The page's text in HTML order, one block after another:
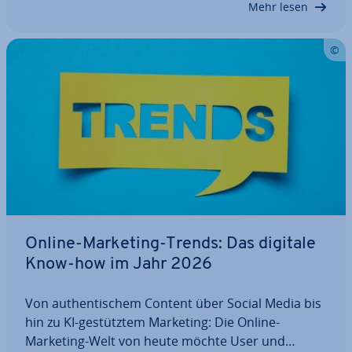
Mehr lesen
Online-Marketing-Trends: Das digitale
Know-how im Jahr 2026
Von au­then­ti­schem Content über Social Media bis
hin zu KI-ge­stütz­tem Marketing: Die Online-
Marketing-Welt von heute möchte User und